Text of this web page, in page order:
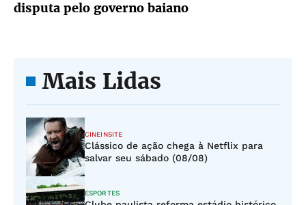
disputa pelo governo baiano
Mais Lidas
CINEINSITE
Clássico de ação chega à Netflix para
salvar seu sábado (08/08)
ESPORTES